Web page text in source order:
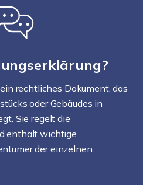
rechtliches Dokument, das
oder Gebäudes in
Sie regelt die
enthält wichtige
der einzelnen